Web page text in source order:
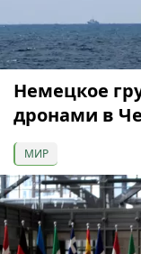
Немецкое
дронами в
МИР